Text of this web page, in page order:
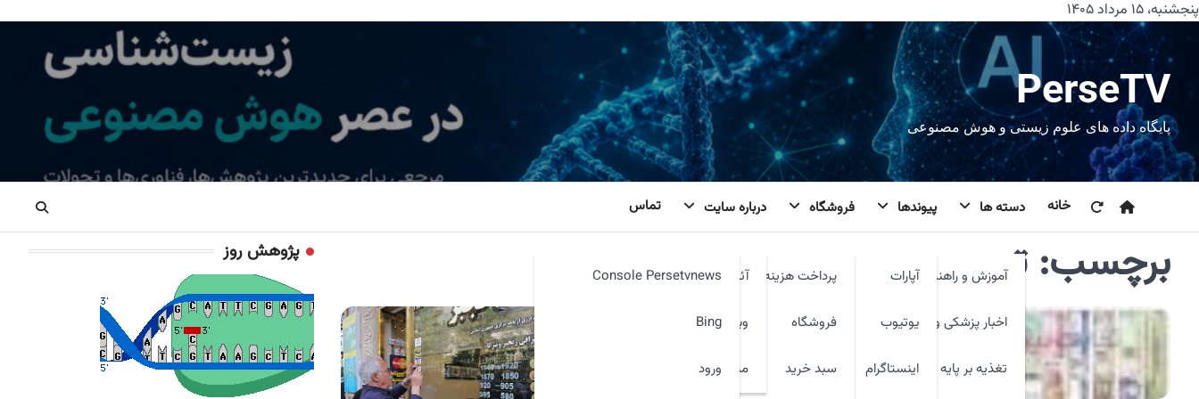
پرش
محتوا
پنجشنبه، ۱۵ مرداد ۱۴۰۵
PerseTV
پایگاه داده های علوم زیستی و هوش مصنوعی
خانه دسته ها
آموزش و راهنما
اخبار پزشکی و فنآوری
تغذیه بر پایه شواهد
پیوندها
آپارات
یوتیوب
اینستاگرام
فروشگاه
پرداخت هزینه
فروشگاه
سبد خرید
درباره سایت
آئین نامهConsole Persetvnews
Bing
ورود
وبمیل
مدیر سایت
تماس
برچسب:تومن پژوهش روز